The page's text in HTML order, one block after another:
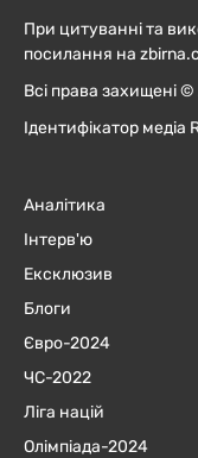
При цитуванні та
посилання на
Всі права захищені
Ідентифікатор
Аналітика
Інтерв'ю
Ексклюзив
Блоги
Євро-2024
ЧC-2022
Ліга націй
Олімпіада-2024